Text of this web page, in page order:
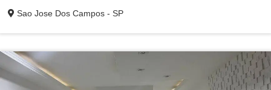
Sao Jose Dos Campos - SP